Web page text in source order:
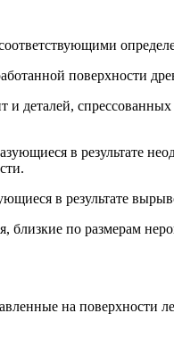
поверхности
и деталей,
в результате
в результате
близкие по размерам
на